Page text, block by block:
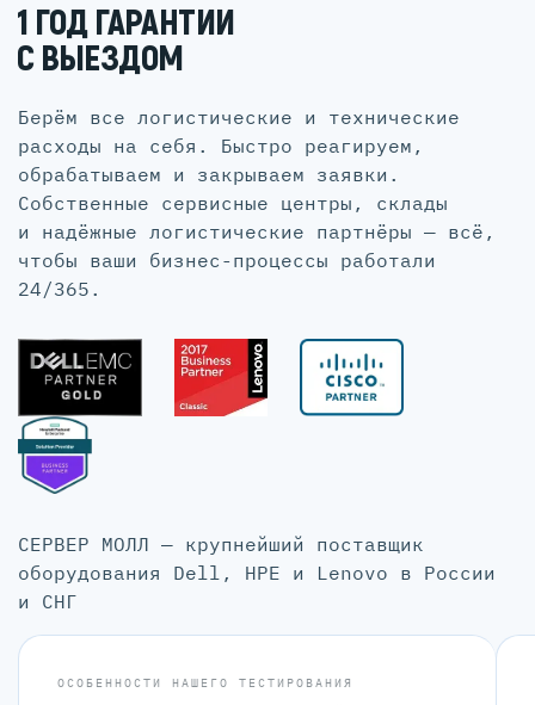
1 ГОД ГАРАНТИИ
С ВЫЕЗДОМ
Берём все логистические и технические
расходы на себя. Быстро реагируем,
обрабатываем и закрываем заявки.
Собственные сервисные центры, склады
и надёжные логистические партнёры — всё,
чтобы ваши бизнес-процессы работали
24/365.
СЕРВЕР МОЛЛ — крупнейший поставщик
оборудования Dell, HPE и Lenovo в России
и СНГ
ОСОБЕННОСТИ НАШЕГО ТЕСТИРОВАНИЯ